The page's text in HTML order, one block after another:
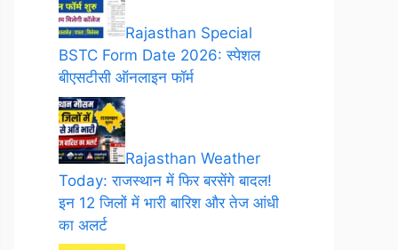
Rajasthan Special
BSTC Form Date 2026: स्पेशल
बीएसटीसी ऑनलाइन फॉर्म
Rajasthan Weather
Today: राजस्थान में फिर बरसेंगे बादल!
इन 12 जिलों में भारी बारिश और तेज आंधी
का अलर्ट